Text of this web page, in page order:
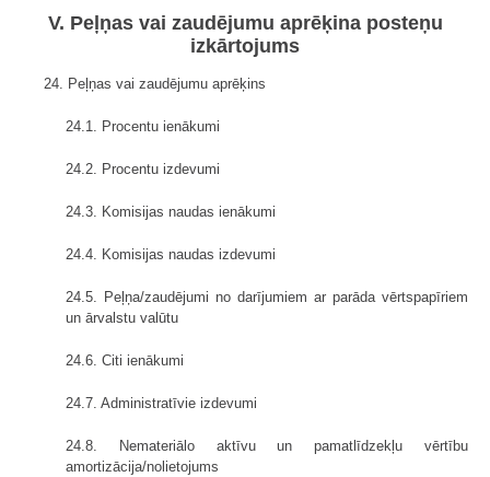
V. Peļņas vai zaudējumu aprēķina posteņu
izkārtojums
24. Peļņas vai zaudējumu aprēķins
24.1. Procentu ienākumi
24.2. Procentu izdevumi
24.3. Komisijas naudas ienākumi
24.4. Komisijas naudas izdevumi
24.5. Peļņa/zaudējumi no darījumiem ar parāda vērtspapīriem
un ārvalstu valūtu
24.6. Citi ienākumi
24.7. Administratīvie izdevumi
24.8. Nemateriālo aktīvu un pamatlīdzekļu vērtību
amortizācija/nolietojums